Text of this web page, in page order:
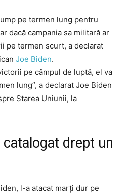
pe termen lung pentru
dacă campania sa militară ar
pe termen scurt, a declarat
Joe Biden.
pe câmpul de luptă, el va
lung”, a declarat Joe Biden
Starea Uniunii, la
drept un
l-a atacat marţi dur pe